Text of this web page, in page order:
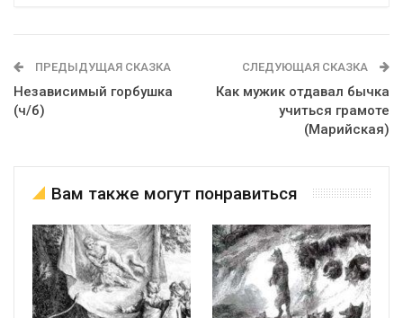
ПРЕДЫДУЩАЯ СКАЗКА
Независимый горбушка
(ч/б)
СЛЕДУЮЩАЯ СКАЗКА
Как мужик отдавал бычка
учиться грамоте
(Марийская)
Вам также могут понравиться